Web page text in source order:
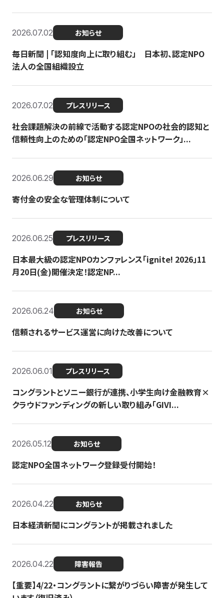
2026.07.02 お知らせ
毎日新聞 | 「認知度向上に取り組む」 日本初、認定NPO
法人の全国組織設立
2026.07.02 プレスリリース
社会課題解決の前線で活動する認定NPOの社会的認知と
信頼性向上のための「認定NPO全国ネットワーク」...
2026.06.29 お知らせ
寄付金の安全な管理体制について
2026.06.25 プレスリリース
日本最大級の認定NPOカンファレンス「ignite! 2026」11
月20日(金)開催決定！認定NP...
2026.06.24 お知らせ
信頼されるサービス運営に向けた改善について
2026.06.01 プレスリリース
コングラントとソニー銀行が連携、小学生向け金融教育×
クラウドファンディングの新しい取り組み「GIVI...
2026.05.12 お知らせ
認定NPO全国ネットワーク登録受付開始！
2026.04.22 お知らせ
日本経済新聞にコングラントが掲載されました
2026.04.22 障害報告
【重要】4/22・コングラントに繋がりづらい障害が発生して